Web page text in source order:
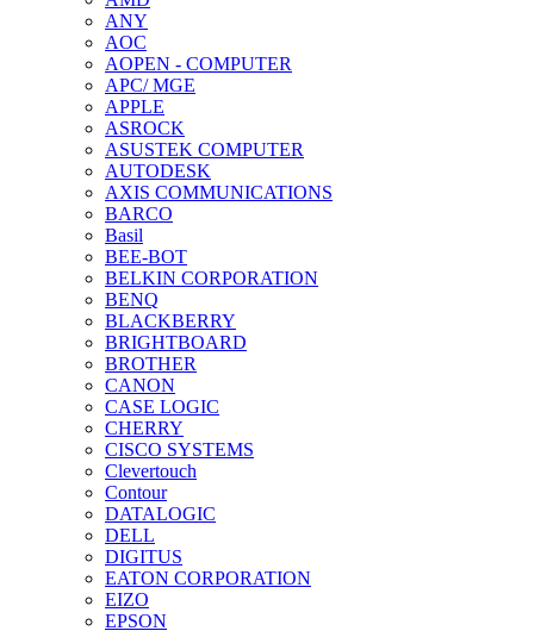
ANY
AOC
AOPEN - COMPUTER
APC/ MGE
APPLE
ASROCK
ASUSTEK COMPUTER
AUTODESK
AXIS COMMUNICATIONS
BARCO
Basil
BEE-BOT
BELKIN CORPORATION
BENQ
BLACKBERRY
BRIGHTBOARD
BROTHER
CANON
CASE LOGIC
CHERRY
CISCO SYSTEMS
Clevertouch
Contour
DATALOGIC
DELL
DIGITUS
EATON CORPORATION
EIZO
EPSON